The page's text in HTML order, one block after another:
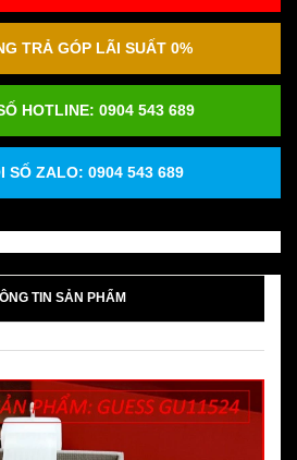
TRẢ GÓP LÃI SUẤT 0%
HOTLINE: 0904 543 689
SỐ ZALO: 0904 543 689
TIN SẢN PHẨM